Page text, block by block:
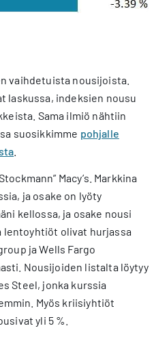
vaihdetuista nousijoista.
laskussa, indeksien nousu
Sama ilmiö nähtiin
suosikkimme pohjalle
Macy’s. Markkina
ja osake on lyöty
kellossa, ja osake nousi
lentoyhtiöt olivat hurjassa
ja Wells Fargo
Nousijoiden listalta löytyy
Steel, jonka kurssia
Myös kriisiyhtiöt
yli 5 %.